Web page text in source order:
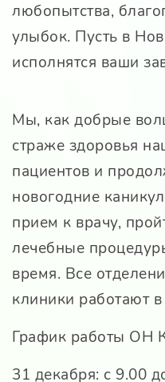
любопытства,
улыбок. Пусть в
исполнятся ваши
Мы, как добрые
страже здоровья
пациентов и
новогодние
прием к врачу,
лечебные
время. Все
клиники работают
График работы ОН
31 декабря: с 9.00